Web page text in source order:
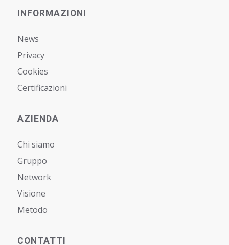
INFORMAZIONI
News
Privacy
Cookies
Certificazioni
AZIENDA
Chi siamo
Gruppo
Network
Visione
Metodo
CONTATTI